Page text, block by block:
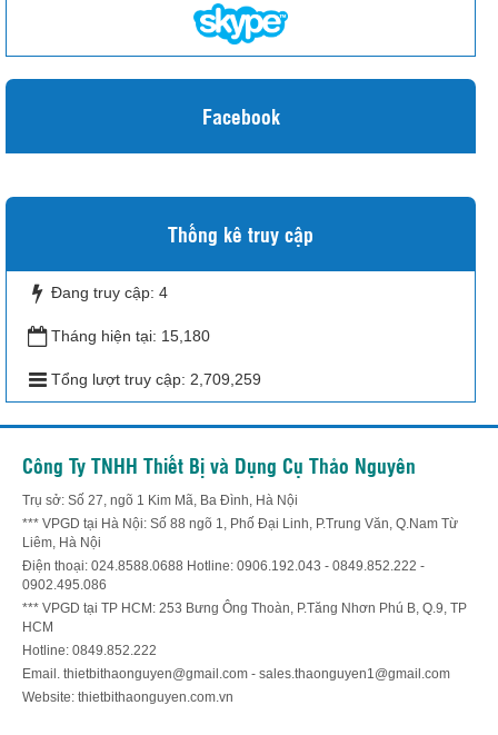
Facebook
Thống kê truy cập
Đang truy cập: 4
Tháng hiện tại: 15,180
Tổng lượt truy cập: 2,709,259
Công Ty TNHH Thiết Bị và Dụng Cụ Thảo Nguyên
Trụ sở: Số 27, ngõ 1 Kim Mã, Ba Đình, Hà Nội
*** VPGD tại Hà Nội: Số 88 ngõ 1, Phố Đại Linh, P.Trung Văn, Q.Nam Từ
Liêm, Hà Nội
Điện thoại: 024.8588.0688 Hotline: 0906.192.043 - 0849.852.222 -
0902.495.086
*** VPGD tại TP HCM: 253 Bưng Ông Thoàn, P.Tăng Nhơn Phú B, Q.9, TP
HCM
Hotline: 0849.852.222
Email. thietbithaonguyen@gmail.com - sales.thaonguyen1@gmail.com
Website: thietbithaonguyen.com.vn